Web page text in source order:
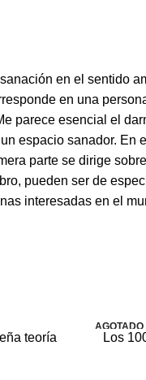
en el sentido
en una
parece esencial el
espacio sanador. En
parte se dirige
pueden ser de
interesadas en el
teoría
AGOTADO
Los